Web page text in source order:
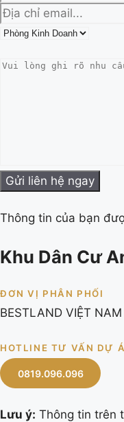
Thông tin của bạn
Khu Dân Cư
ĐƠN VỊ PHÂN PHỐI
BESTLAND VIỆT NAM
HOTLINE TƯ VẤN DỰ
0819.096.096
Lưu ý: Thông tin trên